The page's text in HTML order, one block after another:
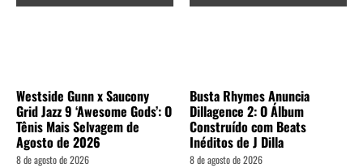
Westside Gunn x Saucony
Grid Jazz 9 ‘Awesome Gods’: O
Tênis Mais Selvagem de
Agosto de 2026
8 de agosto de 2026
Busta Rhymes Anuncia
Dillagence 2: O Álbum
Construído com Beats
Inéditos de J Dilla
8 de agosto de 2026